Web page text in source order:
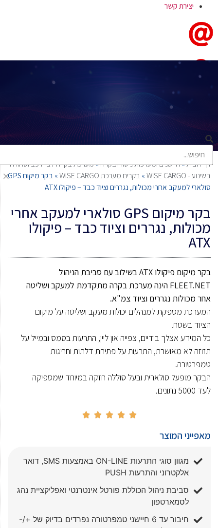
יצירת קשר
דף הבית»חיישנים ומערכות ניטור ובקרה»מערכת בקרה לציי רכב וסחורה
בשינוע - WISE CARGO
» בקרים מערכת WISE CARGO »
בקר מיקום GPS
סולארי למעקב אחרי מכולות, נגררים וציוד כבד – פיקולו ATX
בקר מיקום GPS סולארי למעקב אחרי
מכולות, נגררים וציוד כבד – פיקולו
ATX
בקר מיקום פיקולו ATXבשילוב עם סביבת הניהול
FLEET.NET הינה מערכת בקרה מתקדמת למעקב ושליטה
אחר מכולות נגררים וציוד צמ"א.
המערכת מספקת למנהלים יכולות מעקב ושליטה על מיקום
הציוד בשטח.
כל המידע אצלך בידיים, צפייה און ליין, התרעות בסמס ובמייל על
תזוזה לא מאושרת, התרעות על פתיחת דלתות וחריגות
טמפרטורה.
הבקר מופעל סולארית ובעל סוללה חזקה במיוחד שמספיקה
לעד 5000 נתונים.





מאפייני המוצר
מגוון סוגי התרעות ON-LINE באמצעות SMS, דואר
אלקטרוני והתרעות PUSH
סביבת ניהול הכוללת פורטל אינטרנטי ואפליקציית נהג
לסמארטפון
חיבור עד 6 חיישני טמפרטורה נפרדים בדיוק של +/-